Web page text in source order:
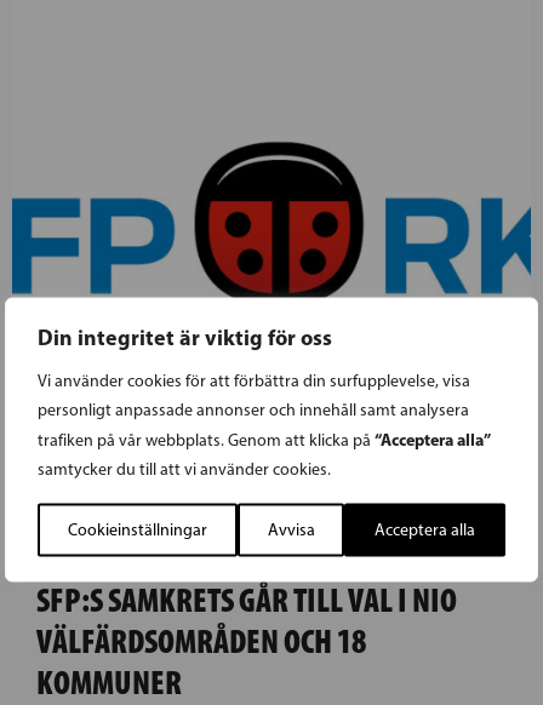
Din integritet är viktig för oss
Vi använder cookies för att förbättra din surfupplevelse, visa
personligt anpassade annonser och innehåll samt analysera
trafiken på vår webbplats. Genom att klicka på “Acceptera alla”
samtycker du till att vi använder cookies.
Cookieinställningar Avvisa Acceptera alla
04.03.2025
SFP:S SAMKRETS GÅR TILL VAL I NIO
VÄLFÄRDSOMRÅDEN OCH 18
KOMMUNER